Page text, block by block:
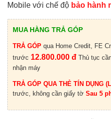
Mobile với chế độ bảo hành
MUA HÀNG TRẢ GÓP
TRẢ GÓP qua Home Credit, FE
trước 12.800.000 đ Thủ tục
nhận máy
TRẢ GÓP QUA THẺ TÍN DỤNG
trước, không cần giấy tờ Sau 5